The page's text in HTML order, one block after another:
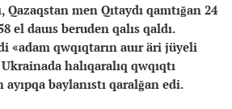
Qazaqstan men Qıtaydı qamtığan 24
el dauıs beruden qalıs qaldı.
«adam qwqıqtarın auır äri jüyeli
halıqaralıq qwqıqtı
ayıpqa baylanıstı qaralğan edi.